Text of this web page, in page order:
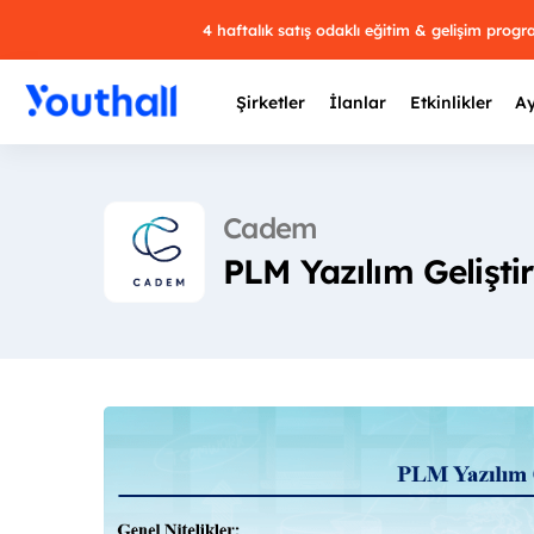
4 haftalık satış odaklı eğitim & gelişim
Şirketler İlanlar Etkinlikler
Cadem
PLM Yazılım